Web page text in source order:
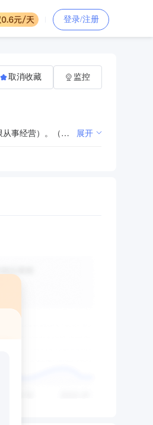
登录/注册
线路、管道、机械设备安装；金属结构、钢卷管、紧固件、金属压型瓦制造。（以上经营范围中涉及前置许可的凭许可证许可项目及期限从事经营）。（依法须经批准的项目，经相关部门批准后方可开展经营活动） 展开
取消收藏 监控